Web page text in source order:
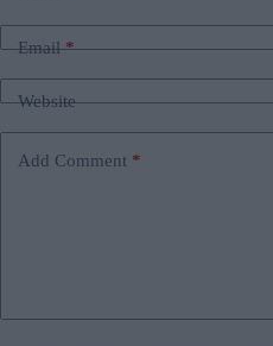
Email*
Website
Add Comment *